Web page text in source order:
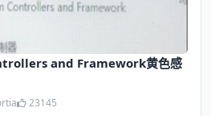
and Framework黄色感
23145